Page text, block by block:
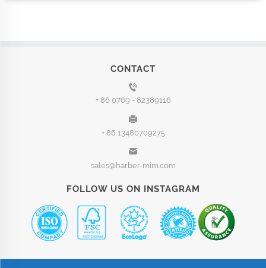
CONTACT
+ 86 0769 - 82389116
+ 86 13480709275
sales@harber-mim.com
FOLLOW US ON INSTAGRAM